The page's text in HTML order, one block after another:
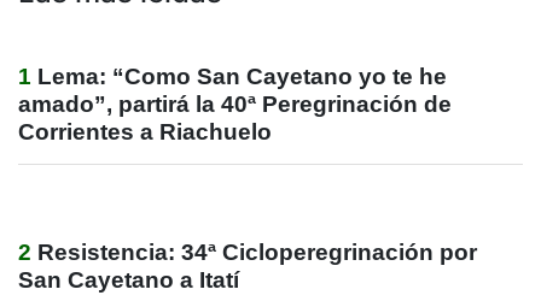
1 Lema: “Como San Cayetano yo te he
amado”, partirá la 40ª Peregrinación de
Corrientes a Riachuelo
2 Resistencia: 34ª Cicloperegrinación por
San Cayetano a Itatí